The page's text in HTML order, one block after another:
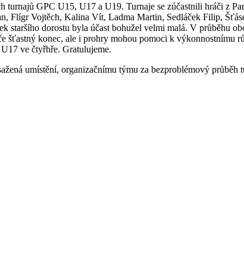
turnajů GPC U15, U17 a U19. Turnaje se zúčastnili hráči z
Flígr Vojtěch, Kalina Vít, Ladma Martin, Sedláček Filip,
staršího dorostu byla účast bohužel velmi malá. V
šťastný konec, ale i prohry mohou pomoci k výkonnostnímu
ve čtyřhře. Gratulujeme.
umístění, organizačnímu týmu za bezproblémový průběh